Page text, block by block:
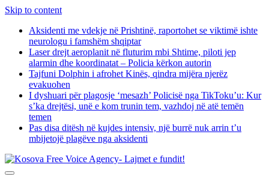
Skip to content
Aksidenti me vdekje në Prishtinë, raportohet se viktimë ishte
neurologu i famshëm shqiptar
Laser drejt aeroplanit në fluturim mbi Shtime, piloti jep
alarmin dhe koordinatat – Policia kërkon autorin
Tajfuni Dolphin i afrohet Kinës, qindra mijëra njerëz
evakuohen
I dyshuari për plagosje ‘mesazh’ Policisë nga TikToku’u: Kur
s’ka drejtësi, unë e kom trunin tem, vazhdoj në atë temën
temen
Pas disa ditësh në kujdes intensiv, një burrë nuk arrin t’u
mbijetojë plagëve nga aksidenti